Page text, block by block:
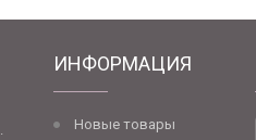
ИНФОРМАЦИЯ
Новые товары